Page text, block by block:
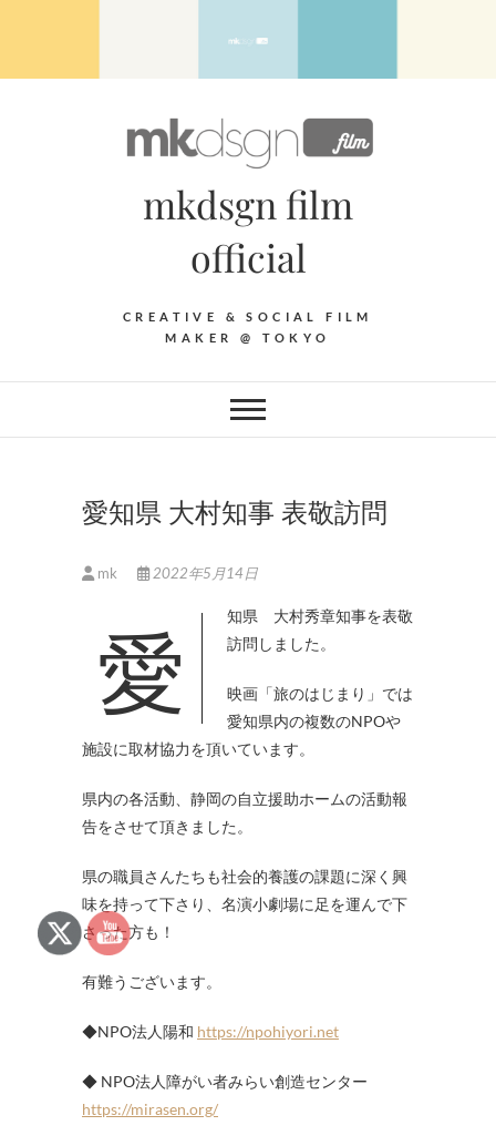
mkdsgn film
official
CREATIVE & SOCIAL FILM
MAKER @ TOKYO
愛知県 大村知事 表敬訪問
mk 2022年5月14日
愛知県 大村秀章知事を表敬 訪問しました。
映画「旅のはじまり」では
愛知県内の複数のNPOや
施設に取材協力を頂いています。
県内の各活動、静岡の自立援助ホームの活動報
告をさせて頂きました。
県の職員さんたちも社会的養護の課題に深く興
味を持って下さり、名演小劇場に足を運んで下
さった方も！
有難うございます。
◆NPO法人陽和 https://npohiyori.net
◆ NPO法人障がい者みらい創造センター
https://mirasen.org/